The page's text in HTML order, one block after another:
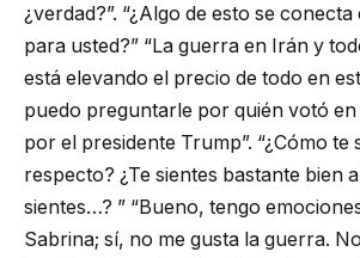
¿verdad?”. “¿Algo de esto se
para usted?” “La guerra en Irán y
está elevando el precio de todo en
puedo preguntarle por quién votó en
por el presidente Trump”. “¿Cómo te
respecto? ¿Te sientes bastante bien
sientes…? ” “Bueno, tengo
Sabrina; sí, no me gusta la guerra.